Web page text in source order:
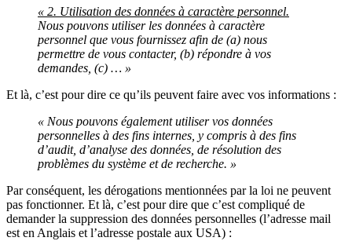
« 2. Utilisation des données à caractère personnel.
Nous pouvons utiliser les données à caractère
personnel que vous fournissez afin de (a) nous
permettre de vous contacter, (b) répondre à vos
demandes, (c) … »
Et là, c’est pour dire ce qu’ils peuvent faire avec vos informations :
« Nous pouvons également utiliser vos données
personnelles à des fins internes, y compris à des fins
d’audit, d’analyse des données, de résolution des
problèmes du système et de recherche. »
Par conséquent, les dérogations mentionnées par la loi ne peuvent
pas fonctionner. Et là, c’est pour dire que c’est compliqué de
demander la suppression des données personnelles (l’adresse mail
est en Anglais et l’adresse postale aux USA) :